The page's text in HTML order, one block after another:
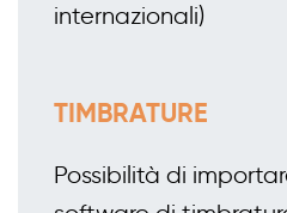
internazionali)
TIMBRATURE
Possibilità di